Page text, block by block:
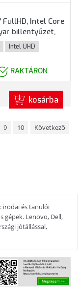
FullHD, Intel Core
billentyűzet,
Platinaezüst
Intel UHD
RAKTÁRON
kosárba
9 10
Következő
irodai és tanulói
gépek. Lenovo, Dell,
jótállással,